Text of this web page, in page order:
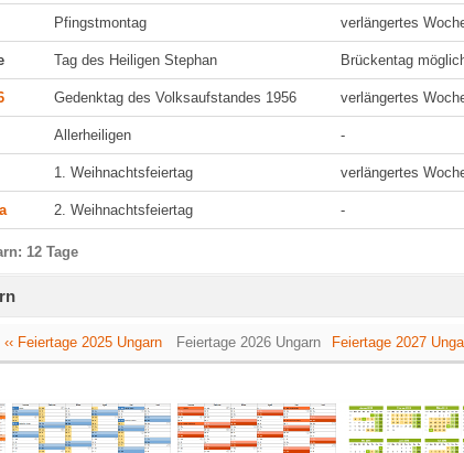
Pfingstmontag verlängertes
Tag des Heiligen Stephan Brückentag
Gedenktag des Volksaufstandes 1956 verlängertes
Allerheiligen -
1. Weihnachtsfeiertag verlängertes
2. Weihnachtsfeiertag -
12 Tage
‹‹ Feiertage 2025 Ungarn Feiertage 2026 Ungarn Feiertage 2027